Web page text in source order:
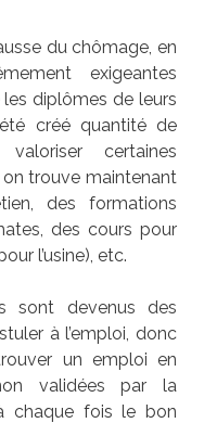
du chômage, en
exigeantes
diplômes de leurs
créé quantité de
certaines
trouve maintenant
des formations
des cours pour
l’usine), etc.
sont devenus des
à l’emploi, donc
un emploi en
validées par la
chaque fois le bon